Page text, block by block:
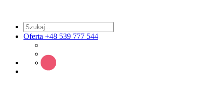
Oferta +48 539 777 544